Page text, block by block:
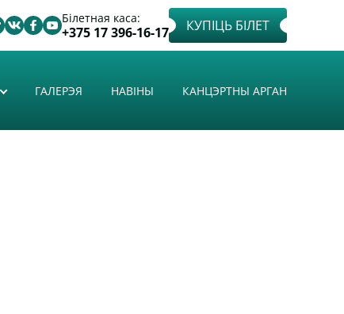
Білетная каса:
+375 17 396-16-17 КУПІЦЬ БІЛЕТ
ГАЛЕРЭЯ НАВІНЫ КАНЦЭРТНЫ АРГАН